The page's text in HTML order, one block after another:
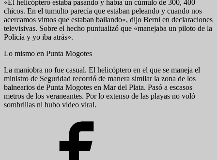
«El helicóptero estaba pasando y había un cúmulo de 300, 400
chicos. En el tumulto parecía que estaban peleando y cuando nos
acercamos vimos que estaban bailando», dijo Berni en declaraciones
televisivas. Sobre el hecho puntualizó que «manejaba un piloto de la
Policía y yo iba atrás».
Lo mismo en Punta Mogotes
La maniobra no fue casual. El helicóptero en el que se maneja el
ministro de Seguridad recorrió de manera similar la zona de los
balnearios de Punta Mogotes en Mar del Plata. Pasó a escasos
metros de los veraneantes. Por lo extenso de las playas no voló
sombrillas ni hubo video viral.